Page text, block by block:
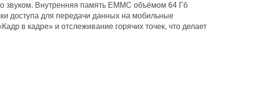
Внутренняя память EMMC объёмом 64 Гб
доступа для передачи данных на мобильные
в кадре» и отслеживание горячих точек, что делает